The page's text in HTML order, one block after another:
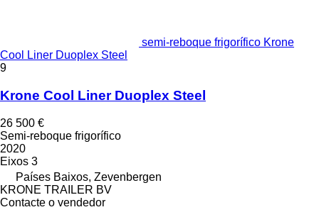
semi-reboque frigorífico Krone
Cool Liner Duoplex Steel
9
Krone Cool Liner Duoplex Steel
26 500 €
Semi-reboque frigorífico
2020
Eixos 3
Países Baixos, Zevenbergen
KRONE TRAILER BV
Contacte o vendedor